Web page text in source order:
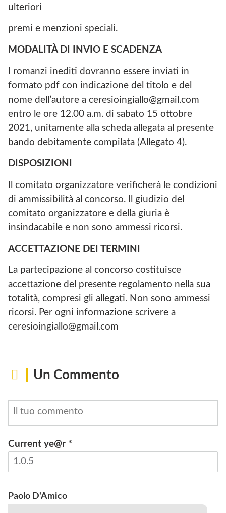
ulteriori
premi e menzioni speciali.
MODALITÀ DI INVIO E SCADENZA
I romanzi inediti dovranno essere inviati in
formato pdf con indicazione del titolo e del
nome dell’autore a ceresioingiallo@gmail.com
entro le ore 12.00 a.m. di sabato 15 ottobre
2021, unitamente alla scheda allegata al presente
bando debitamente compilata (Allegato 4).
DISPOSIZIONI
Il comitato organizzatore verificherà le condizioni
di ammissibilità al concorso. Il giudizio del
comitato organizzatore e della giuria è
insindacabile e non sono ammessi ricorsi.
ACCETTAZIONE DEI TERMINI
La partecipazione al concorso costituisce
accettazione del presente regolamento nella sua
totalità, compresi gli allegati. Non sono ammessi
ricorsi. Per ogni informazione scrivere a
ceresioingiallo@gmail.com
Un Commento
Current ye@r *
Paolo D'Amico